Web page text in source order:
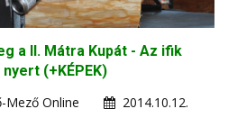
a II. Mátra Kupát - Az ifik
(+KÉPEK)
Mező Online
2014.10.12.